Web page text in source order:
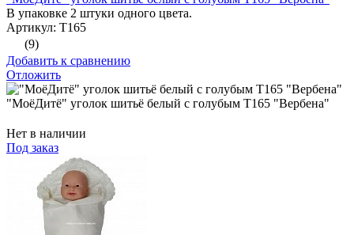
В упаковке 2 штуки одного цвета.
Артикул: Т165
(9)
Добавить к сравнению
Отложить
"МоёДитё" уголок шитьё белый с голубым Т165 "Вербена"
Нет в наличии
Под заказ